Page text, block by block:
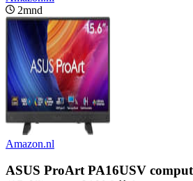
2mnd
Amazon.nl
ASUS ProArt PA16USV